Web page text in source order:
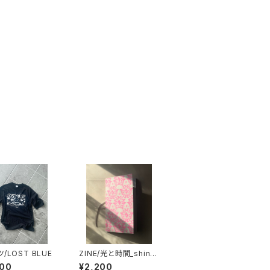
/LOST BLUE
ZINE/光と時間_shine
&life
¥2,200